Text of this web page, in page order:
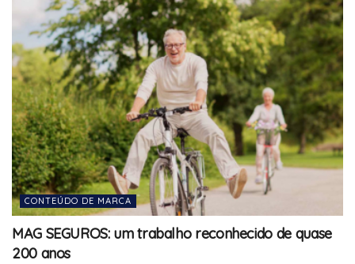
CONTEÚDO DE MARCA
MAG SEGUROS: um trabalho reconhecido de quase
200 anos